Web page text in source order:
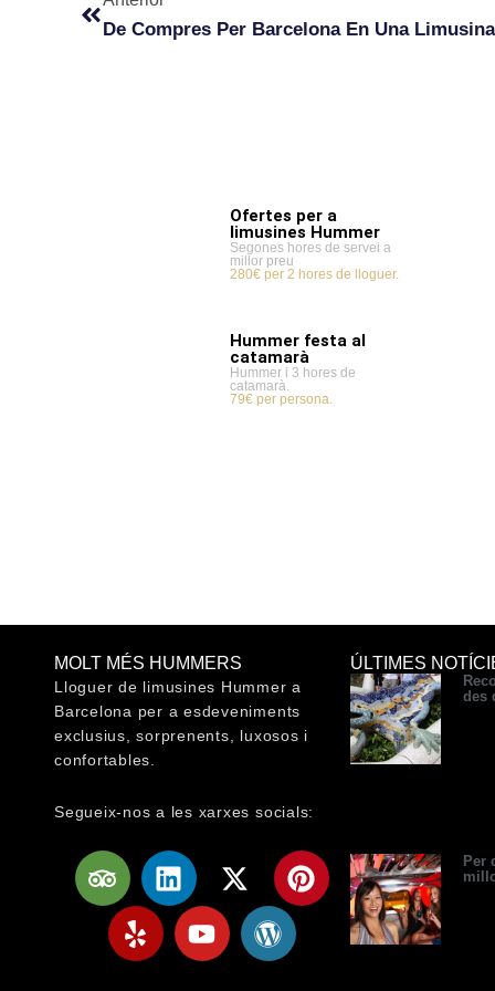
De Compres Per Barcelona En Una
Ofertes per a
limusines Hummer
Segones hores de servei a
millor preu
280€ per 2 hores de lloguer.
Hummer festa al
catamarà
Hummer i 3 hores de
catamarà.
79€ per persona.
MOLT MÉS HUMMERS
Lloguer de limusines Hummer a
Barcelona per a esdeveniments
exclusius, sorprenents, luxosos i
confortables.
Segueix-nos a les xarxes socials:
T
r
p
L
i
n
k
X
-
t
w
P
i
Y
e
l
p
u
t
W
o
r
d
ÚLTIMES
des
Per